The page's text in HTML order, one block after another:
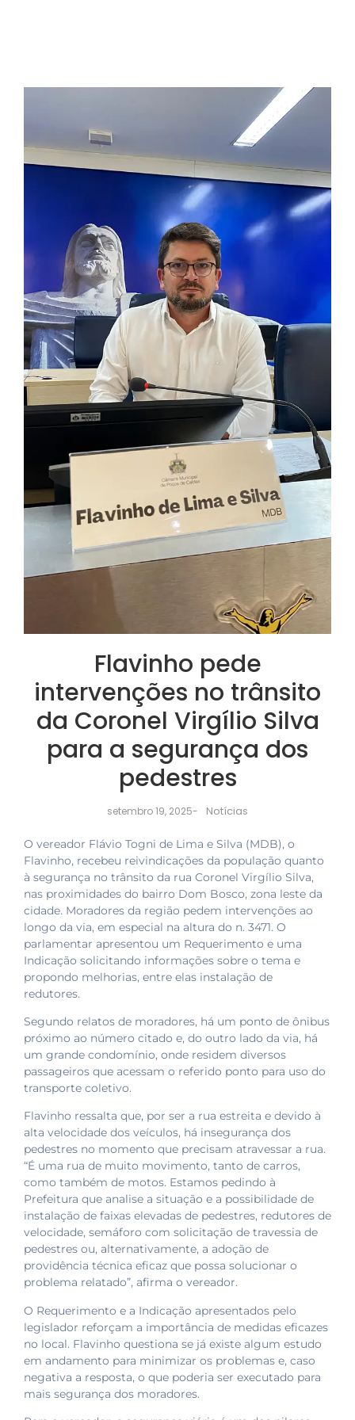
Flavinho pede
intervenções no trânsito
da Coronel Virgílio Silva
para a segurança dos
pedestres
setembro 19, 2025- Notícias
O vereador Flávio Togni de Lima e Silva (MDB), o
Flavinho, recebeu reivindicações da população quanto
à segurança no trânsito da rua Coronel Virgílio Silva,
nas proximidades do bairro Dom Bosco, zona leste da
cidade. Moradores da região pedem intervenções ao
longo da via, em especial na altura do n. 3471. O
parlamentar apresentou um Requerimento e uma
Indicação solicitando informações sobre o tema e
propondo melhorias, entre elas instalação de
redutores.
Segundo relatos de moradores, há um ponto de ônibus
próximo ao número citado e, do outro lado da via, há
um grande condomínio, onde residem diversos
passageiros que acessam o referido ponto para uso do
transporte coletivo.
Flavinho ressalta que, por ser a rua estreita e devido à
alta velocidade dos veículos, há insegurança dos
pedestres no momento que precisam atravessar a rua.
“É uma rua de muito movimento, tanto de carros,
como também de motos. Estamos pedindo à
Prefeitura que analise a situação e a possibilidade de
instalação de faixas elevadas de pedestres, redutores de
velocidade, semáforo com solicitação de travessia de
pedestres ou, alternativamente, a adoção de
providência técnica eficaz que possa solucionar o
problema relatado”, afirma o vereador.
O Requerimento e a Indicação apresentados pelo
legislador reforçam a importância de medidas eficazes
no local. Flavinho questiona se já existe algum estudo
em andamento para minimizar os problemas e, caso
negativa a resposta, o que poderia ser executado para
mais segurança dos moradores.